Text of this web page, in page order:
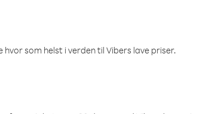
som helst i verden til Vibers lave priser.